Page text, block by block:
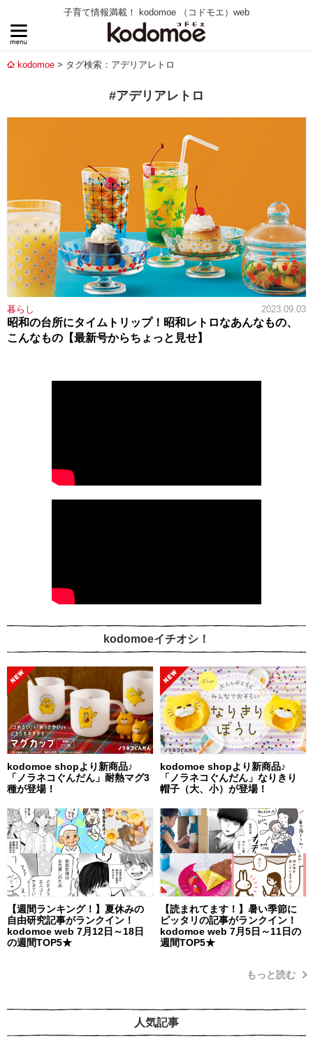
子育て情報満載！ kodomoe （コドモエ）web
kodomoe タグ検索：アデリアレトロ
#アデリアレトロ
暮らし 2023.09.03
昭和の台所にタイムトリップ！昭和レトロなあんなもの、
こんなもの【最新号からちょっと見せ】
kodomoeイチオシ！
kodomoe shopより新商品♪
「ノラネコぐんだん」耐熱マグ3
種が登場！
kodomoe shopより新商品♪
「ノラネコぐんだん」なりきり
帽子（大、小）が登場！
【週間ランキング！】夏休みの
自由研究記事がランクイン！
kodomoe web 7月12日～18日
の週間TOP5★
【読まれてます！】暑い季節に
ピッタリの記事がランクイン！
kodomoe web 7月5日～11日の
週間TOP5★
もっと読む
人気記事